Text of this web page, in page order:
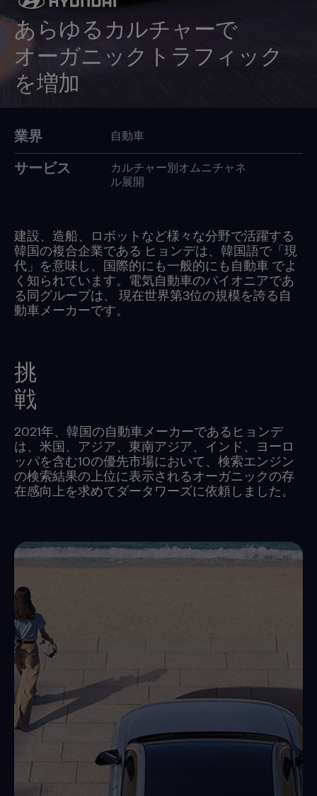
あらゆるカルチャーで
オーガニックトラフィック
を増加
業界 自動車
サービス
カルチャー別オムニチャネ
ル展開
建設、造船、ロボットなど様々な分野で活躍する
韓国の複合企業である ヒョンデは、韓国語で「現
代」を意味し、国際的にも一般的にも自動車 でよ
く知られています。電気自動車のパイオニアであ
る同グループは、 現在世界第3位の規模を誇る自
動車メーカーです。
挑
戦
2021年、韓国の自動車メーカーであるヒョンデ
は、米国、アジア、東南アジア、インド、ヨーロ
ッパを含む10の優先市場において、検索エンジン
の検索結果の上位に表示されるオーガニックの存
在感向上を求めてダータワーズに依頼しました。